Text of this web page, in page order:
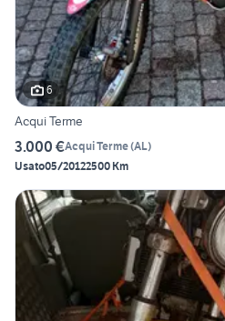
6
Acqui Terme
3.000 €Acqui Terme(AL)
Usato05/20122500 Km